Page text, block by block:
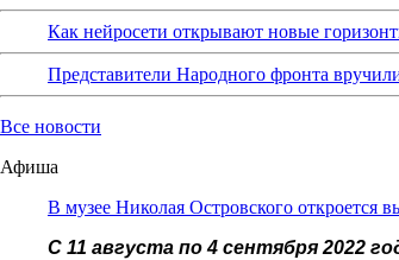
Как нейросети открывают новые
Представители Народного фронта
Все новости
Афиша
В музее Николая Островского откроется
С 11 августа по 4 сентября 2022